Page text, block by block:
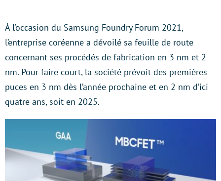
À l’occasion du Samsung Foundry Forum 2021,
l’entreprise coréenne a dévoilé sa feuille de route
concernant ses procédés de fabrication en 3 nm et 2
nm. Pour faire court, la société prévoit des premières
puces en 3 nm dès l’année prochaine et en 2 nm d’ici
quatre ans, soit en 2025.